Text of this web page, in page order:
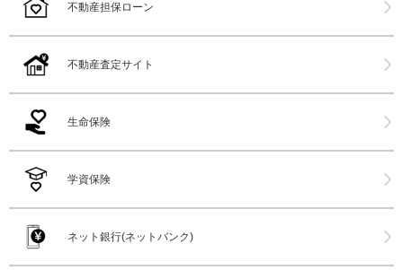
不動産担保ローン
不動産査定サイト
生命保険
学資保険
ネット銀行(ネットバンク)